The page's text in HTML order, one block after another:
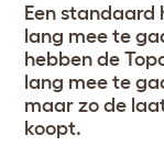
Een standaard
lang mee te
hebben de
lang mee te
maar zo de
koopt.